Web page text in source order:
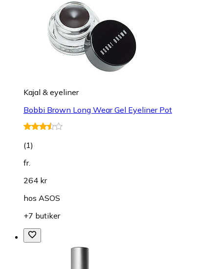
Kajal & eyeliner
Bobbi Brown Long Wear Gel Eyeliner Pot
(1)
fr.
264 kr
hos ASOS
+7 butiker